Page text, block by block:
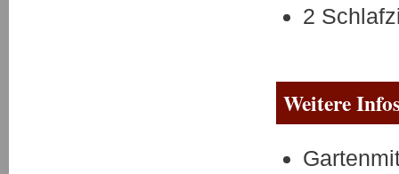
2
Weitere